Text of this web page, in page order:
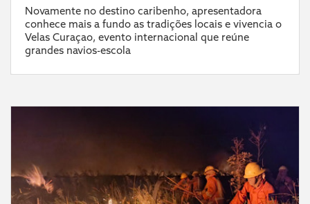
Novamente no destino caribenho, apresentadora
conhece mais a fundo as tradições locais e vivencia o
Velas Curaçao, evento internacional que reúne
grandes navios-escola